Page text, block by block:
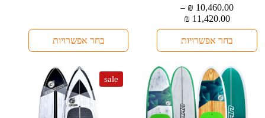
₪ 10,460.00
–
₪ 11,420.00
מחירים:
עד
בחר אפשרויות
ניתן
האפשרויות
בעמוד
המוצר
בחר אפשרויות
ניתן
האפשרויות
בעמוד
sale